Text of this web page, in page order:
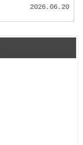
2026.06.20